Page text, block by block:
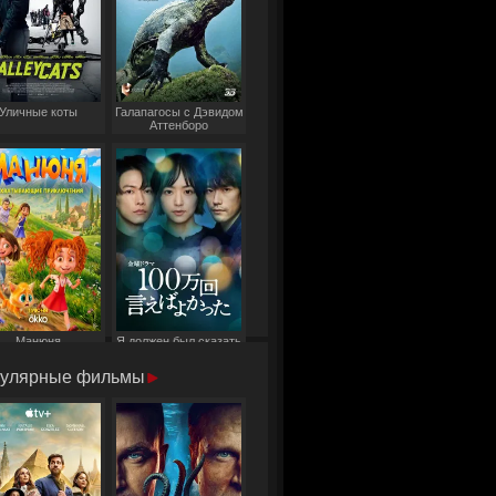
Уличные коты
Галапагосы с Дэвидом
Аттенборо
Манюня
Я должен был сказать
фильмы